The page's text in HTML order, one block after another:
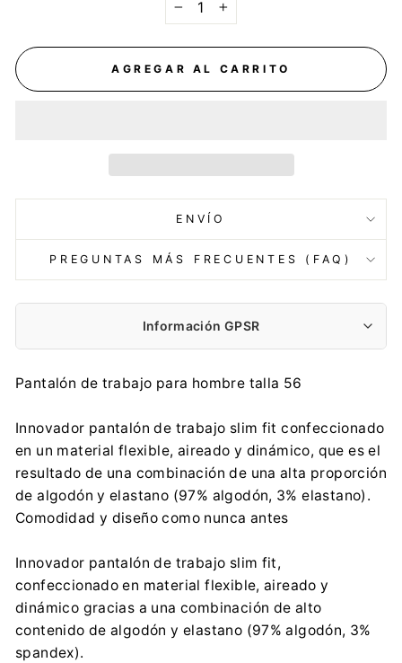
+
AGREGAR AL CARRITO
ENVÍO
PREGUNTAS MÁS FRECUENTES (FAQ)
Información GPSR
Fabricante:
AVACORE SP. Z O.O.
Góry
sales@avacore.pl
0048 32 381 17 44
Importador:
AVACORE SP. Z O.O.
Góry
sales@avacore.pl
0048 32 381 17 44
Pantalón de trabajo para hombre talla 56
Innovador pantalón de trabajo slim fit confeccionado
en un material flexible, aireado y dinámico, que es el
resultado de una combinación de una alta proporción
de algodón y elastano (97% algodón, 3% elastano).
Comodidad y diseño como nunca antes
Innovador pantalón de trabajo slim fit,
confeccionado en material flexible, aireado y
dinámico gracias a una combinación de alto
contenido de algodón y elastano (97% algodón, 3%
spandex).